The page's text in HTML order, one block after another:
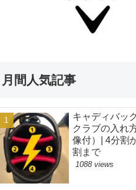
月間人気記事
キャディバッ
クラブの入れ
像付）| 4分割
割まで
1088 views